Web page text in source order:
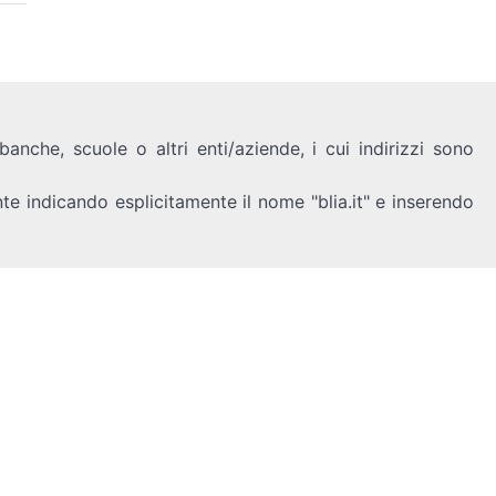
scuole o altri enti/aziende, i cui indirizzi sono
indicando esplicitamente il nome "blia.it" e inserendo